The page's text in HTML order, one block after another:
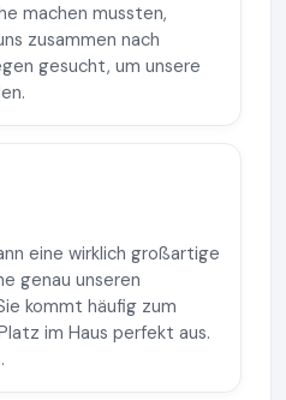
machen mussten,
zusammen nach
gesucht, um unsere
eine wirklich großartige
genau unseren
kommt häufig zum
im Haus perfekt aus.